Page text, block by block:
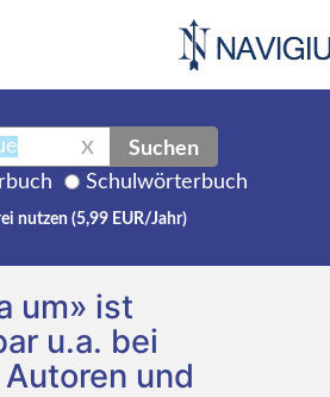
X Suchen
Schulwörterbuch
nutzen (5,99 EUR/Jahr)
um» ist
u.a. bei
und